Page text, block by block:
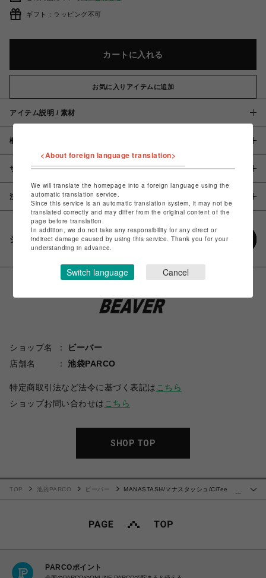
ギフト：ラッピング不可
カートに入れる
お気に入りアイテムに追加
アイテム説明 / 素材
概要
サイズ
注意事項
シェアする
ショップ名
ビーバー
店舗名
池袋PARCO
特定商取引法など法令に基づく表記は こちら
ショップお問い合わせは こちら
SHOP TOP
TOP 池袋PARCO ビーバー
MANASTASH/マナスタッシュ/CiTee
PARCOポイント
<About foreign language translation>
We will translate the homepage into a foreign language using the
automatic translation service.
Since this service is an automatic translation system, it may not be
translated correctly and may differ from the original content of the
page before translation.
In addition, we do not take any responsibility for any direct or
indirect damage caused by using this service. Thank you for your
understanding in advance.
Switch language Cancel